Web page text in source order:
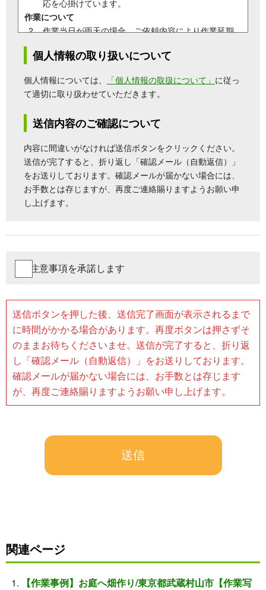
応を心掛けています。
作業について
作業当日が雨天の場合、ご依頼内容により作業延期
関しては、予約日の他に予備日を設けさせていただ
雨の日対応についてについてはこちらをご確認くだ
さい。
お問い合わせについて
迷惑メール設定を送信前にご確認下さい。通常、お
おります。
個人情報について
私どもが取り扱うお客様の情報は、ご依頼業務遂
行、サービス提供のご案内・ご連絡に利用致しま
す。 法令に基づく要請がある場合やお客様の同意が
ん。
お問い合わせ時期によって、作業完了までにお時間
を頂く場合もございます。
個人情報の取り扱いについて
個人情報については、 「個人情報の取扱について」 に従っ
て適切に取り扱わせていただきます。
送信内容のご確認について
内容に間違いがなければ送信ボタンをクリックください。
送信が完了すると、折り返し「確認メール（自動返信）」
をお送りしております。確認メールが届かない場合には、
お手数とは存じますが、再度ご連絡賜りますようお願い申
し上げます。
注意事項を承諾します
送信ボタンを押した後、送信完了画面が表示されるまで
に時間がかかる場合があります。再度ボタンは押さずそ
のままお待ちくださいませ。送信が完了すると、折り返
し「確認メール（自動返信）」をお送りしております。
確認メールが届かない場合には、お手数とは存じます
が、再度ご連絡賜りますようお願い申し上げます。
関連ページ
【作業事例】お庭へ畑作り/東京都武蔵村山市【作業写